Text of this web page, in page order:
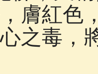
膚紅色
之毒，